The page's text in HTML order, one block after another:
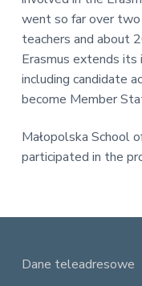
went so far over
teachers and about
Erasmus extends
including candidate
become Member
Małopolska School
participated in the
Dane teleadresowe